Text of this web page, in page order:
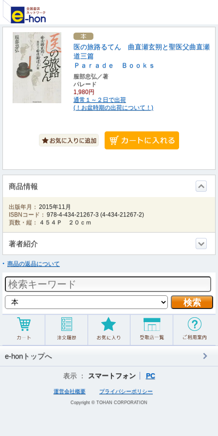
医の旅路るてん 曲直瀬玄朔と聖医父曲直瀬
道三篇
Ｐａｒａｄｅ Ｂｏｏｋｓ
服部忠弘／著
パレード
1,980円
通常１～２日で出荷
(！お盆時期の出荷について！)
商品情報
出版年月： 2015年11月
ISBNコード： 978-4-434-21267-3 (4-434-21267-2)
頁数・縦：
４５４Ｐ ２０ｃｍ
著者紹介
商品の返品について
e-honトップへ
表示 ： スマートフォン PC
運営会社概要 プライバシーポリシー
Copyright © TOHAN CORPORATION